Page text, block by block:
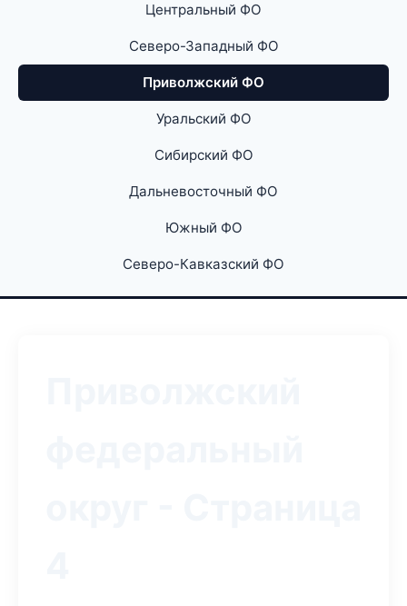
Центральный ФО
Северо-Западный ФО
Приволжский ФО
Уральский ФО
Сибирский ФО
Дальневосточный ФО
Южный ФО
Северо-Кавказский ФО